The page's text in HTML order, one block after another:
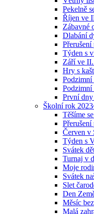
Pekelně
Říjen ve
Zábavné
Dlabání
Týden s
Září ve
Hry s
Podzimní
Podzimní
První
Školní rok
Těšíme
Červen v
Týden s
Svátek
Turnaj v
Moje
Svátek
Slet
Den
Měsíc
Malá